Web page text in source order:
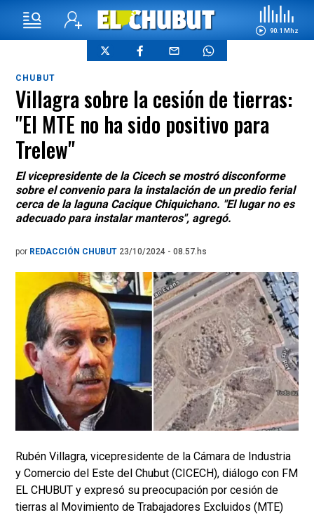
90.1 Mhz
CHUBUT
Villagra sobre la cesión de tierras:
"El MTE no ha sido positivo para
Trelew"
El vicepresidente de la Cicech se mostró disconforme
sobre el convenio para la instalación de un predio ferial
cerca de la laguna Cacique Chiquichano. "El lugar no es
adecuado para instalar manteros", agregó.
por REDACCIÓN CHUBUT 23/10/2024 - 08.57.hs
Rubén Villagra, vicepresidente de la Cámara de Industria
y Comercio del Este del Chubut (CICECH), diálogo con FM
EL CHUBUT y expresó su preocupación por cesión de
tierras al Movimiento de Trabajadores Excluidos (MTE)